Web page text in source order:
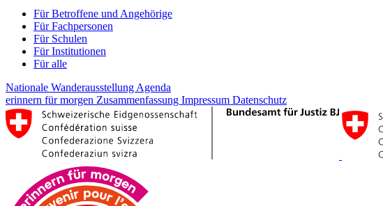
Für Betroffene und Angehörige
Für Fachpersonen
Für Schulen
Für Institutionen
Für alle
Nationale Wanderausstellung Agenda
erinnern für morgen Zusammenfassung Impressum Datenschutz